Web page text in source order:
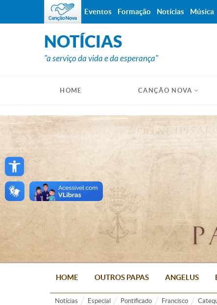
Open toolbar
NOTÍCIAS
"a serviço da vida e da esperança"
HOME CANÇÃO NOVA
HOME OUTROS PAPAS ANGELUS
Notícias Especial Pontificado Francisco
Eventos Formação Notícias Música